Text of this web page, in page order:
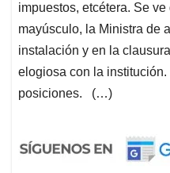
impuestos, etcétera. Se
mayúsculo, la Ministra de
instalación y en la
elogiosa con la
posiciones. (…)